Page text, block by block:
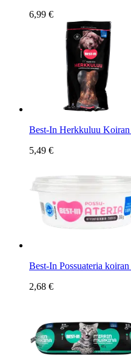
6,99 €
Best-In Herkkuluu
5,49 €
Best-In Possuateria
2,68 €